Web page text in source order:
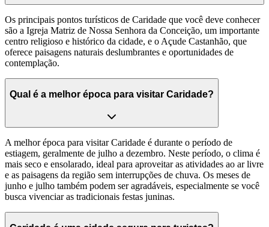
Os principais pontos turísticos de Caridade que você deve conhecer
são a Igreja Matriz de Nossa Senhora da Conceição, um importante
centro religioso e histórico da cidade, e o Açude Castanhão, que
oferece paisagens naturais deslumbrantes e oportunidades de
contemplação.
Qual é a melhor época para visitar Caridade?
A melhor época para visitar Caridade é durante o período de
estiagem, geralmente de julho a dezembro. Neste período, o clima é
mais seco e ensolarado, ideal para aproveitar as atividades ao ar livre
e as paisagens da região sem interrupções de chuva. Os meses de
junho e julho também podem ser agradáveis, especialmente se você
busca vivenciar as tradicionais festas juninas.